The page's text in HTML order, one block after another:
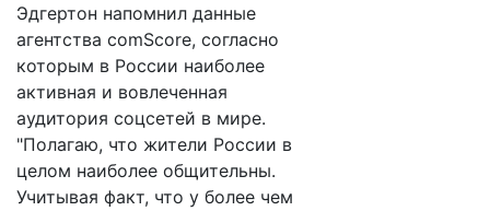
Эдгертон напомнил данные
агентства comScore, согласно
которым в России наиболее
активная и вовлеченная
аудитория соцсетей в мире.
"Полагаю, что жители России в
целом наиболее общительны.
Учитывая факт, что у более чем